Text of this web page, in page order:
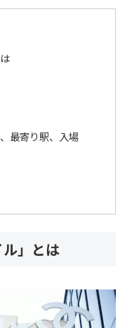
最寄り駅、入場
ル」とは